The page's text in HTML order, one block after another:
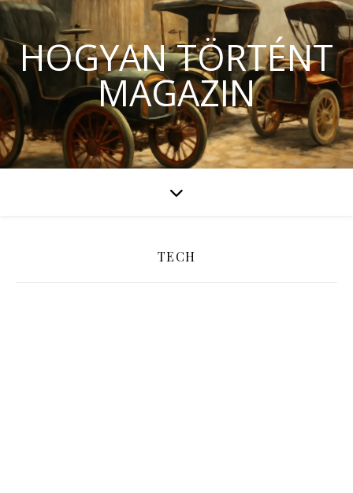
HOGYAN TÖRTÉNT
MAGAZIN
TECH